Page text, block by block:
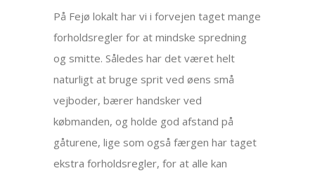
På Fejø lokalt har vi i forvejen taget mange
forholdsregler for at mindske spredning
og smitte. Således har det været helt
naturligt at bruge sprit ved øens små
vejboder, bærer handsker ved
købmanden, og holde god afstand på
gåturene, lige som også færgen har taget
ekstra forholdsregler, for at alle kan